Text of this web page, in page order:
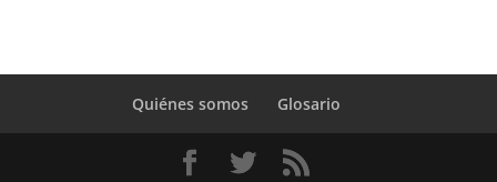
Quiénes somos Glosario